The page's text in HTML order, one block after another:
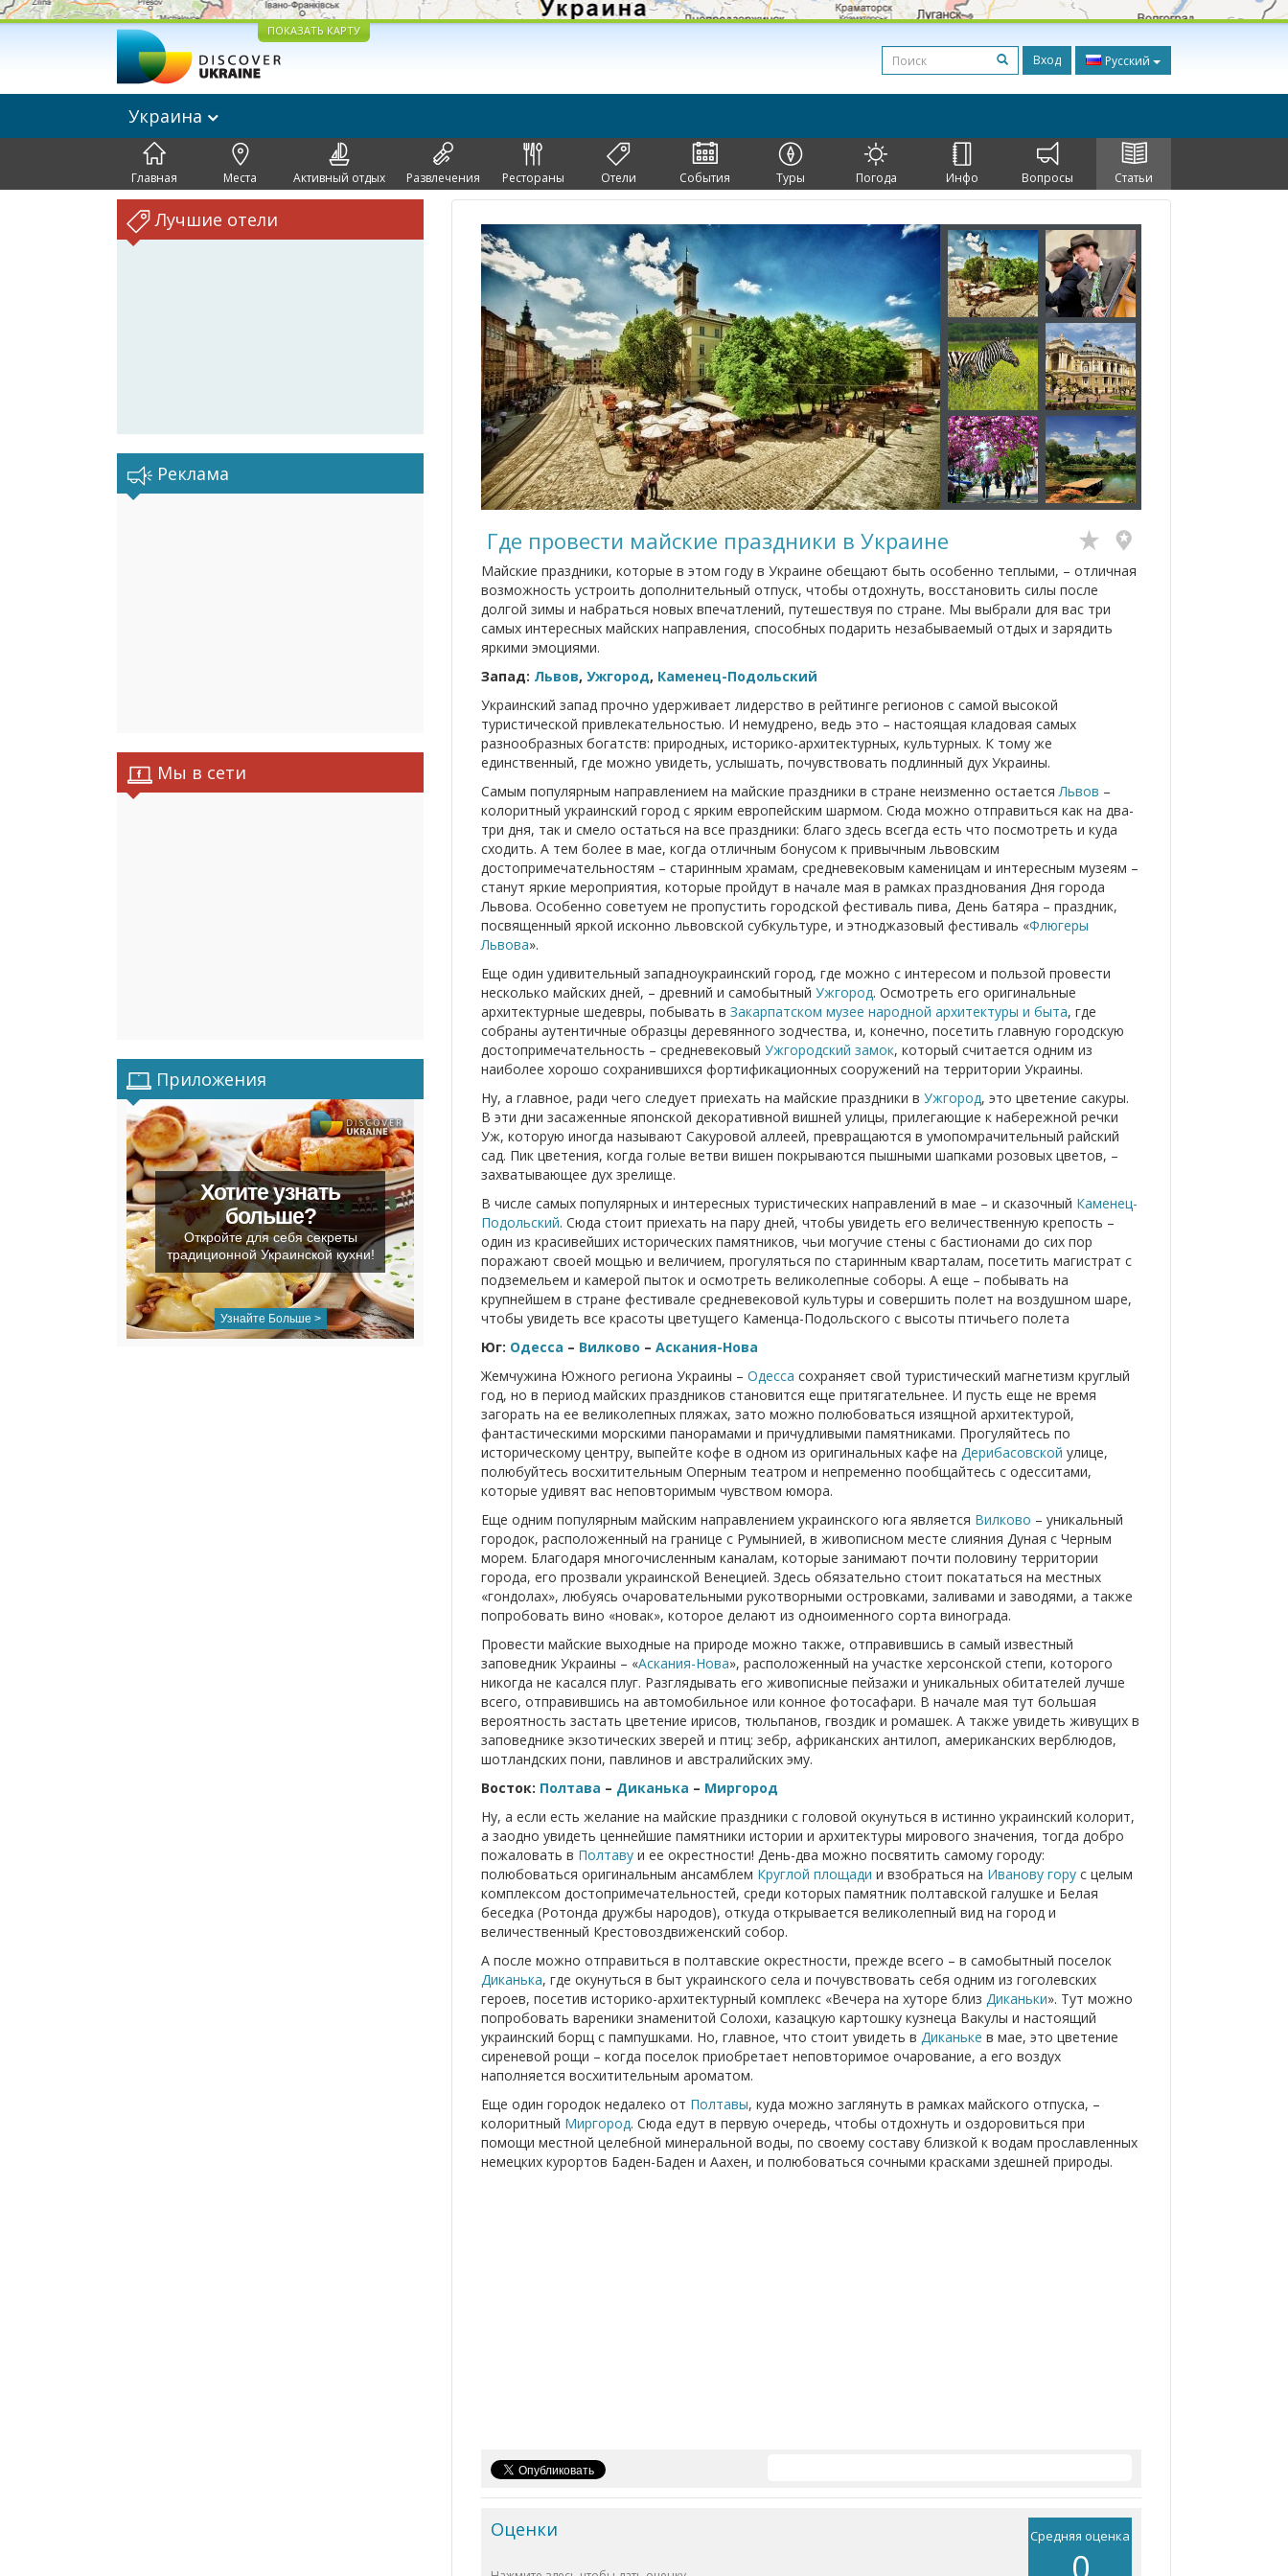
ПОКАЗАТЬ КАРТУ
Вход Русский
Украина
Главная Места Активный отдых Развлечения Рестораны Отели События Туры Погода Инфо Вопросы Статьи
Лучшие отели
Реклама
Мы в сети
Приложения
Хотите узнать
больше?
Откройте для себя секреты
традиционной Украинской кухни!
Узнайте Больше >
Где провести майские праздники в Украине
Майские праздники, которые в этом году в Украине обещают быть особенно теплыми, – отличная
возможность устроить дополнительный отпуск, чтобы отдохнуть, восстановить силы после
долгой зимы и набраться новых впечатлений, путешествуя по стране. Мы выбрали для вас три
самых интересных майских направления, способных подарить незабываемый отдых и зарядить
яркими эмоциями.
Запад: Львов, Ужгород, Каменец-Подольский
Украинский запад прочно удерживает лидерство в рейтинге регионов с самой высокой
туристической привлекательностью. И немудрено, ведь это – настоящая кладовая самых
разнообразных богатств: природных, историко-архитектурных, культурных. К тому же
единственный, где можно увидеть, услышать, почувствовать подлинный дух Украины.
Самым популярным направлением на майские праздники в стране неизменно остаетсяЛьвов –
колоритный украинский город с ярким европейским шармом. Сюда можно отправиться как на два-
три дня, так и смело остаться на все праздники: благо здесь всегда есть что посмотреть и куда
сходить. А тем более в мае, когда отличным бонусом к привычным львовским
достопримечательностям – старинным храмам, средневековым каменицам и интересным музеям –
станут яркие мероприятия, которые пройдут в начале мая в рамках празднования Дня города
Львова. Особенно советуем не пропустить городской фестиваль пива, День батяра – праздник,
посвященный яркой исконно львовской субкультуре, и этноджазовый фестиваль «Флюгеры
Львова».
Еще один удивительный западноукраинский город, где можно с интересом и пользой провести
несколько майских дней, – древний и самобытный Ужгород. Осмотреть его оригинальные
архитектурные шедевры, побывать в Закарпатском музее народной архитектуры и быта, где
собраны аутентичные образцы деревянного зодчества, и, конечно, посетить главную городскую
достопримечательность – средневековый Ужгородский замок, который считается одним из
наиболее хорошо сохранившихся фортификационных сооружений на территории Украины.
Ну, а главное, ради чего следует приехать на майские праздники в Ужгород, это цветение сакуры.
В эти дни засаженные японской декоративной вишней улицы, прилегающие к набережной речки
Уж, которую иногда называют Сакуровой аллеей, превращаются в умопомрачительный райский
сад. Пик цветения, когда голые ветви вишен покрываются пышными шапками розовых цветов, –
захватывающее дух зрелище.
В числе самых популярных и интересных туристических направлений в мае – и сказочный Каменец-
Подольский. Сюда стоит приехать на пару дней, чтобы увидеть его величественную крепость –
один из красивейших исторических памятников, чьи могучие стены с бастионами до сих пор
поражают своей мощью и величием, прогуляться по старинным кварталам, посетить магистрат с
подземельем и камерой пыток и осмотреть великолепные соборы. А еще – побывать на
крупнейшем в стране фестивале средневековой культуры и совершить полет на воздушном шаре,
чтобы увидеть все красоты цветущего Каменца-Подольского с высоты птичьего полета
Юг: Одесса – Вилково – Аскания-Нова
Жемчужина Южного региона Украины – Одесса сохраняет свой туристический магнетизм круглый
год, но в период майских праздников становится еще притягательнее. И пусть еще не время
загорать на ее великолепных пляжах, зато можно полюбоваться изящной архитектурой,
фантастическими морскими панорамами и причудливыми памятниками. Прогуляйтесь по
историческому центру, выпейте кофе в одном из оригинальных кафе на Дерибасовской улице,
полюбуйтесь восхитительным Оперным театром и непременно пообщайтесь с одесситами,
которые удивят вас неповторимым чувством юмора.
Еще одним популярным майским направлением украинского юга является Вилково – уникальный
городок, расположенный на границе с Румынией, в живописном месте слияния Дуная с Черным
морем. Благодаря многочисленным каналам, которые занимают почти половину территории
города, его прозвали украинской Венецией. Здесь обязательно стоит покататься на местных
«гондолах», любуясь очаровательными рукотворными островками, заливами и заводями, а также
попробовать вино «новак», которое делают из одноименного сорта винограда.
Провести майские выходные на природе можно также, отправившись в самый известный
заповедник Украины – «Аскания-Нова», расположенный на участке херсонской степи, которого
никогда не касался плуг. Разглядывать его живописные пейзажи и уникальных обитателей лучше
всего, отправившись на автомобильное или конное фотосафари. В начале мая тут большая
вероятность застать цветение ирисов, тюльпанов, гвоздик и ромашек. А также увидеть живущих в
заповеднике экзотических зверей и птиц: зебр, африканских антилоп, американских верблюдов,
шотландских пони, павлинов и австралийских эму.
Восток: Полтава – Диканька – Миргород
Ну, а если есть желание на майские праздники с головой окунуться в истинно украинский колорит,
а заодно увидеть ценнейшие памятники истории и архитектуры мирового значения, тогда добро
пожаловать в Полтаву и ее окрестности! День-два можно посвятить самому городу:
полюбоваться оригинальным ансамблем Круглой площади и взобраться на Иванову гору с целым
комплексом достопримечательностей, среди которых памятник полтавской галушке и Белая
беседка (Ротонда дружбы народов), откуда открывается великолепный вид на город и
величественный Крестовоздвиженский собор.
А после можно отправиться в полтавские окрестности, прежде всего – в самобытный поселок
Диканька, где окунуться в быт украинского села и почувствовать себя одним из гоголевских
героев, посетив историко-архитектурный комплекс «Вечера на хуторе близ Диканьки». Тут можно
попробовать вареники знаменитой Солохи, казацкую картошку кузнеца Вакулы и настоящий
украинский борщ с пампушками. Но, главное, что стоит увидеть в Диканьке в мае, это цветение
сиреневой рощи – когда поселок приобретает неповторимое очарование, а его воздух
наполняется восхитительным ароматом.
Еще один городок недалеко от Полтавы, куда можно заглянуть в рамках майского отпуска, –
колоритный Миргород. Сюда едут в первую очередь, чтобы отдохнуть и оздоровиться при
помощи местной целебной минеральной воды, по своему составу близкой к водам прославленных
немецких курортов Баден-Баден и Аахен, и полюбоваться сочными красками здешней природы.
Средняя оценка
Оценки